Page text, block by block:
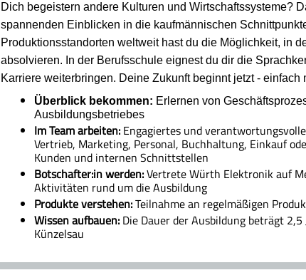
Dich begeistern andere Kulturen und Wirtschaftssysteme?
spannenden Einblicken in die kaufmännischen
Produktionsstandorten weltweit hast du die Möglichkeit, in
absolvieren. In der Berufsschule eignest du dir die
Karriere weiterbringen. Deine Zukunft beginnt jetzt - einfach
Überblick bekommen: Erlernen von
Ausbildungsbetriebes
Im Team arbeiten: Engagiertes und
Vertrieb, Marketing, Personal, Buchhaltung, Einkauf
Kunden und internen Schnittstellen
Botschafter:in werden:Vertrete Würth Elektronik auf
Aktivitäten rund um die Ausbildung
Produkte verstehen:Teilnahme an regelmäßigen
Wissen aufbauen: Die Dauer der Ausbildung beträgt
Künzelsau